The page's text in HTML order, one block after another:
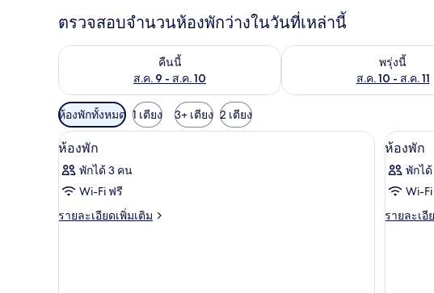
ตรวจสอบจำนวนห้องพักว่างในวันที่เหล่านี้
คืนนี้
ส.ค. 9 - ส.ค. 10
ตรวจสอบจำนวนห้องพักว่างในคืนนี้ ส.ค. 9 - ส.ค. 10
พรุ่งนี้
ส.ค. 10 - ส.ค. 11
ตรวจสอบจำนวนห้องพักว่าง
ตัว
กรอง
ที่
มี
ให้
สำหรับ
ห้องพักทั้งหมด 1 เตียง 3+ เตียง 2 เตียง
เปิด
ภาพถ่าย
ทั้งหมด
ของ
ตู้นิรภัยในห้องพัก, โต๊ะทำงาน, พื้นที่ทำงานแบบ
7
ห้องพัก
พักได้ 3 คน
Wi-Fi ฟรี
รายละเอียดเพิ่มเติม
ราย
เปิด
ภาพถ่า
ทั้งหมด
ของ
12
ห้องพัก
พักไ
Wi-
รายละเอี
ราย